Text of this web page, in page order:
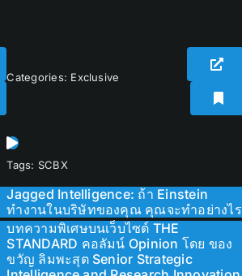
Categories: Exclusive
Tags: SCBX
Jagged Intelligence: ถ้า Einstein
ทำงานในบริษัทของคุณ คุณจะทำอย่างไร
บทความพิเศษบนเว็บไซต์ THE
STANDARD คอลัมน์ Opinion โดย ของ
ขวัญ ลิมพะสุต Senior Strategic